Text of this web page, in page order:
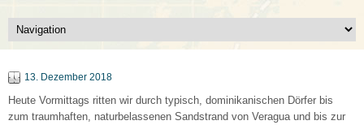
13. Dezember 2018
Heute Vormittags ritten wir durch typisch, dominikanischen Dörfer bis
zum traumhaften, naturbelassenen Sandstrand von Veragua und bis zur